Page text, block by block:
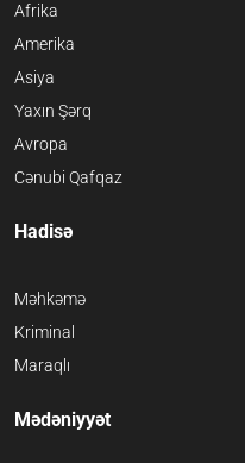
Afrika
Amerika
Asiya
Yaxın Şərq
Avropa
Cənubi Qafqaz
Hadisə
Məhkəmə
Kriminal
Maraqlı
Mədəniyyət